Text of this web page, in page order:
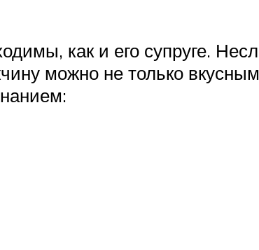
как и его супруге.
можно не только